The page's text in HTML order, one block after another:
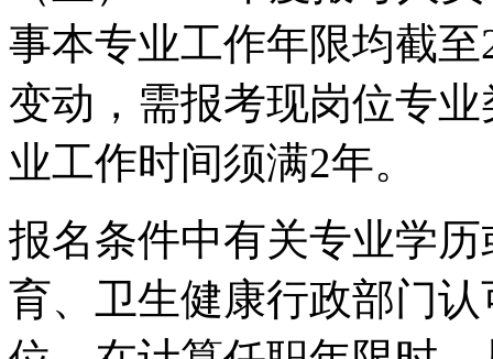
事本专业工作年限均截
变动，需报考现岗位专
业工作时间须满2年。
报名条件中有关专业学
育、卫生健康行政部门